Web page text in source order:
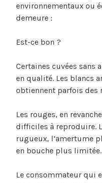
environnementaux ou
demeure :
Est-ce bon ?
Certaines cuvées sans
en qualité. Les blancs
obtiennent parfois des
Les rouges, en
difficiles à reproduire.
rugueux, l’amertume
en bouche plus limitée.
Le consommateur qui